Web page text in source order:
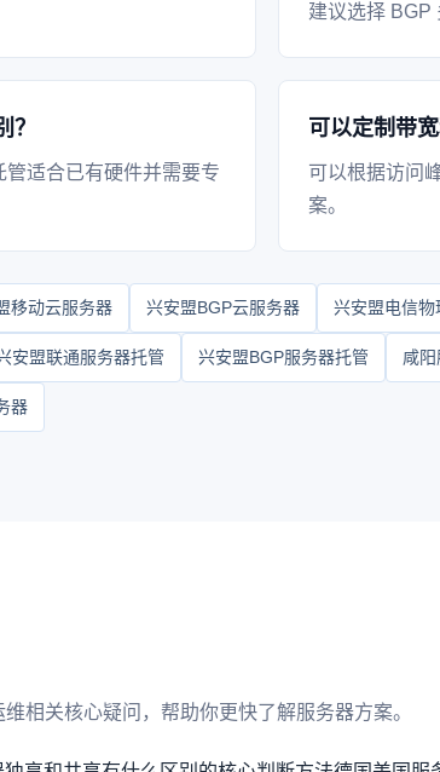
建议选择 BGP
？
适合已有硬件并需要专
可以定制带
可以根据访问
案。
移动云服务器 兴安盟BGP云服务器 兴安盟电信物
安盟联通服务器托管 兴安盟BGP服务器托管 咸
器
相关核心疑问，帮助你更快了解服务器方案。